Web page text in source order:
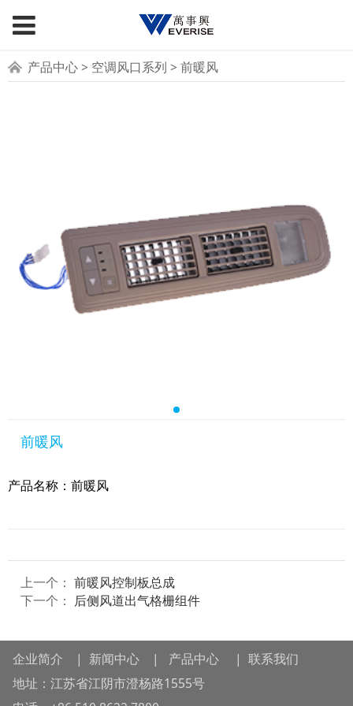
前暖风
产品中心> 空调风口系列 > 前暖风
前暖风
产品名称：前暖风
上一个： 前暖风控制板总成
下一个： 后侧风道出气格栅组件
企业简介 | 新闻中心 | 产品中心 | 联系我们
地址：江苏省江阴市澄杨路1555号